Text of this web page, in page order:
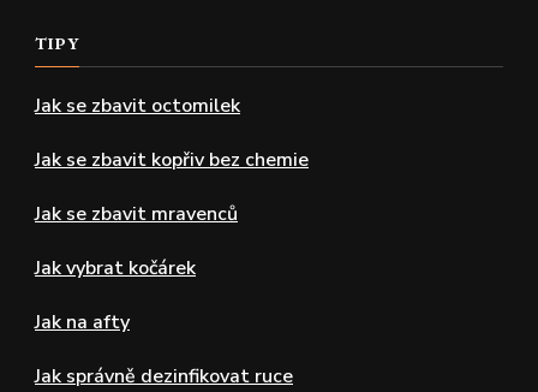
TIPY
Jak se zbavit octomilek
Jak se zbavit kopřiv bez chemie
Jak se zbavit mravenců
Jak vybrat kočárek
Jak na afty
Jak správně dezinfikovat ruce